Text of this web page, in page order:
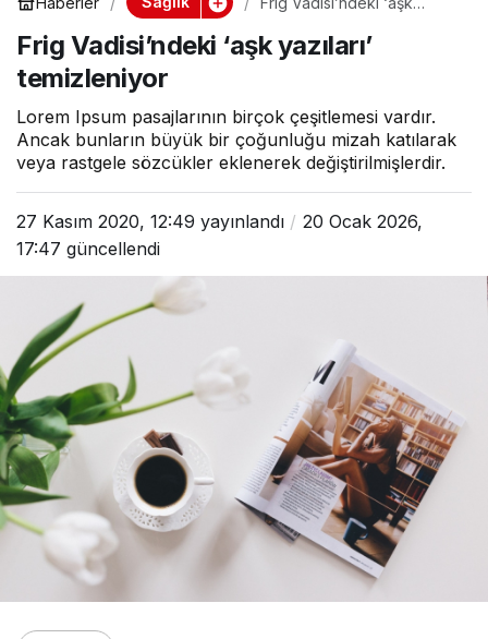
Frig Vadisi’ndeki ‘aşk yazıları’
temizleniyor
Lorem Ipsum pasajlarının birçok çeşitlemesi vardır.
Ancak bunların büyük bir çoğunluğu mizah katılarak
veya rastgele sözcükler eklenerek değiştirilmişlerdir.
27 Kasım 2020, 12:49 yayınlandı
20 Ocak 2026,
17:47 güncellendi